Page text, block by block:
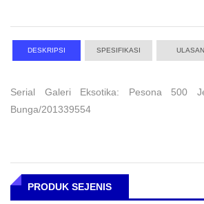
DESKRIPSI SPESIFIKASI ULASAN
Serial Galeri Eksotika: Pesona 500
Bunga/201339554
PRODUK SEJENIS